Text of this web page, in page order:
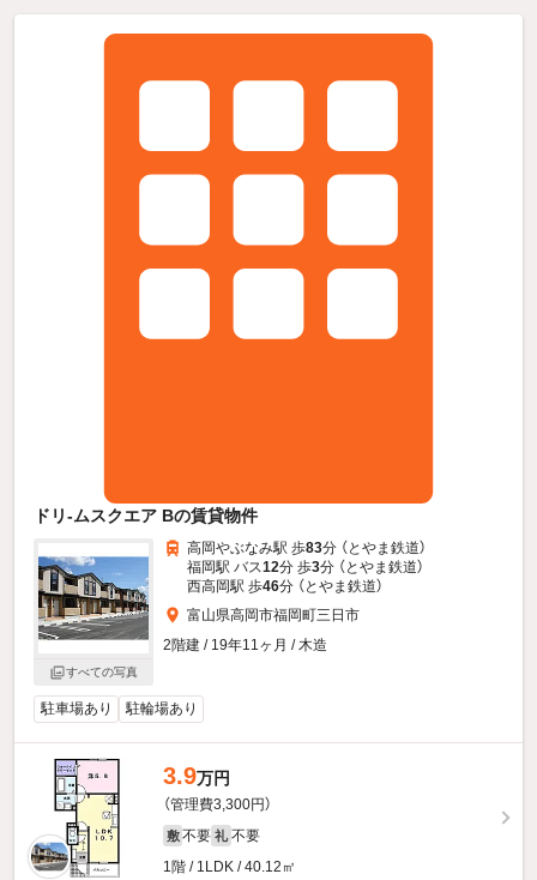
ドリ-ムスクエア Bの賃貸物件
すべての写真
高岡やぶなみ駅 歩83分 （とやま鉄道）
福岡駅 バス12分 歩3分 （とやま鉄道）
西高岡駅 歩46分 （とやま鉄道）
富山県高岡市福岡町三日市
2階建 / 19年11ヶ月 / 木造
駐車場あり 駐輪場あり
3.9万円
（管理費3,300円）
敷 不要 礼 不要
1階 / 1LDK / 40.12㎡